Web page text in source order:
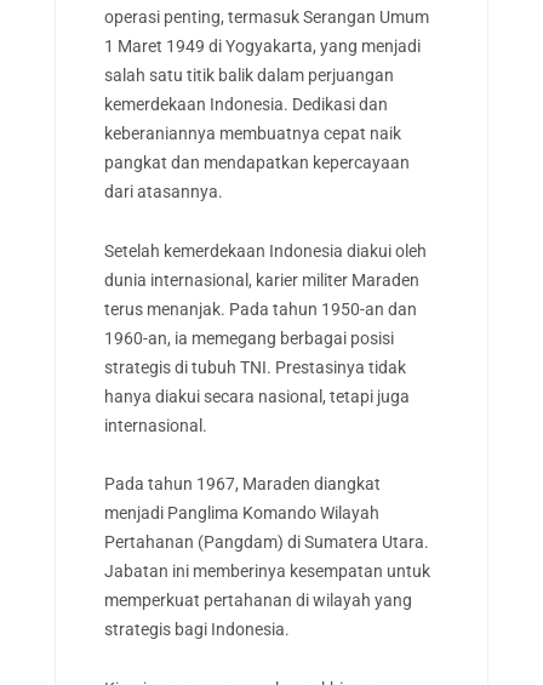
operasi penting, termasuk Serangan Umum
1 Maret 1949 di Yogyakarta, yang menjadi
salah satu titik balik dalam perjuangan
kemerdekaan Indonesia. Dedikasi dan
keberaniannya membuatnya cepat naik
pangkat dan mendapatkan kepercayaan
dari atasannya.
Setelah kemerdekaan Indonesia diakui oleh
dunia internasional, karier militer Maraden
terus menanjak. Pada tahun 1950-an dan
1960-an, ia memegang berbagai posisi
strategis di tubuh TNI. Prestasinya tidak
hanya diakui secara nasional, tetapi juga
internasional.
Pada tahun 1967, Maraden diangkat
menjadi Panglima Komando Wilayah
Pertahanan (Pangdam) di Sumatera Utara.
Jabatan ini memberinya kesempatan untuk
memperkuat pertahanan di wilayah yang
strategis bagi Indonesia.